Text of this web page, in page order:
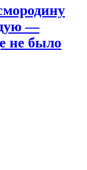
—
не было